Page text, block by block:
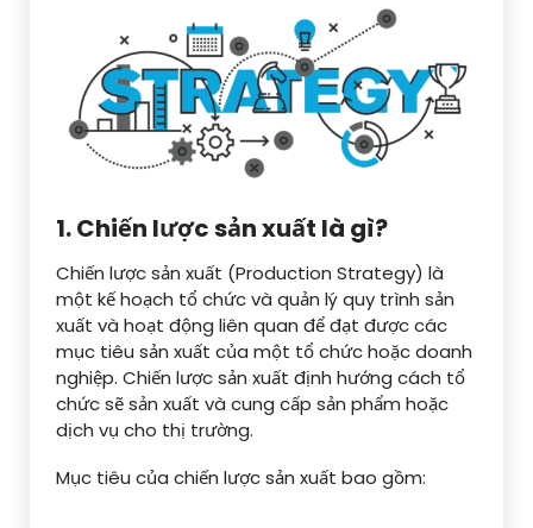
1. Chiến lược sản xuất là gì?
Chiến lược sản xuất (Production Strategy) là
một kế hoạch tổ chức và quản lý quy trình sản
xuất và hoạt động liên quan để đạt được các
mục tiêu sản xuất của một tổ chức hoặc doanh
nghiệp. Chiến lược sản xuất định hướng cách tổ
chức sẽ sản xuất và cung cấp sản phẩm hoặc
dịch vụ cho thị trường.
Mục tiêu của chiến lược sản xuất bao gồm: